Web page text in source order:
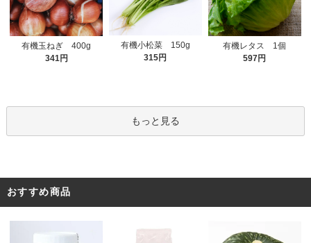
有機玉ねぎ 400g
341円
有機小松菜 150g
315円
有機レタス 1個
597円
もっと見る
おすすめ商品